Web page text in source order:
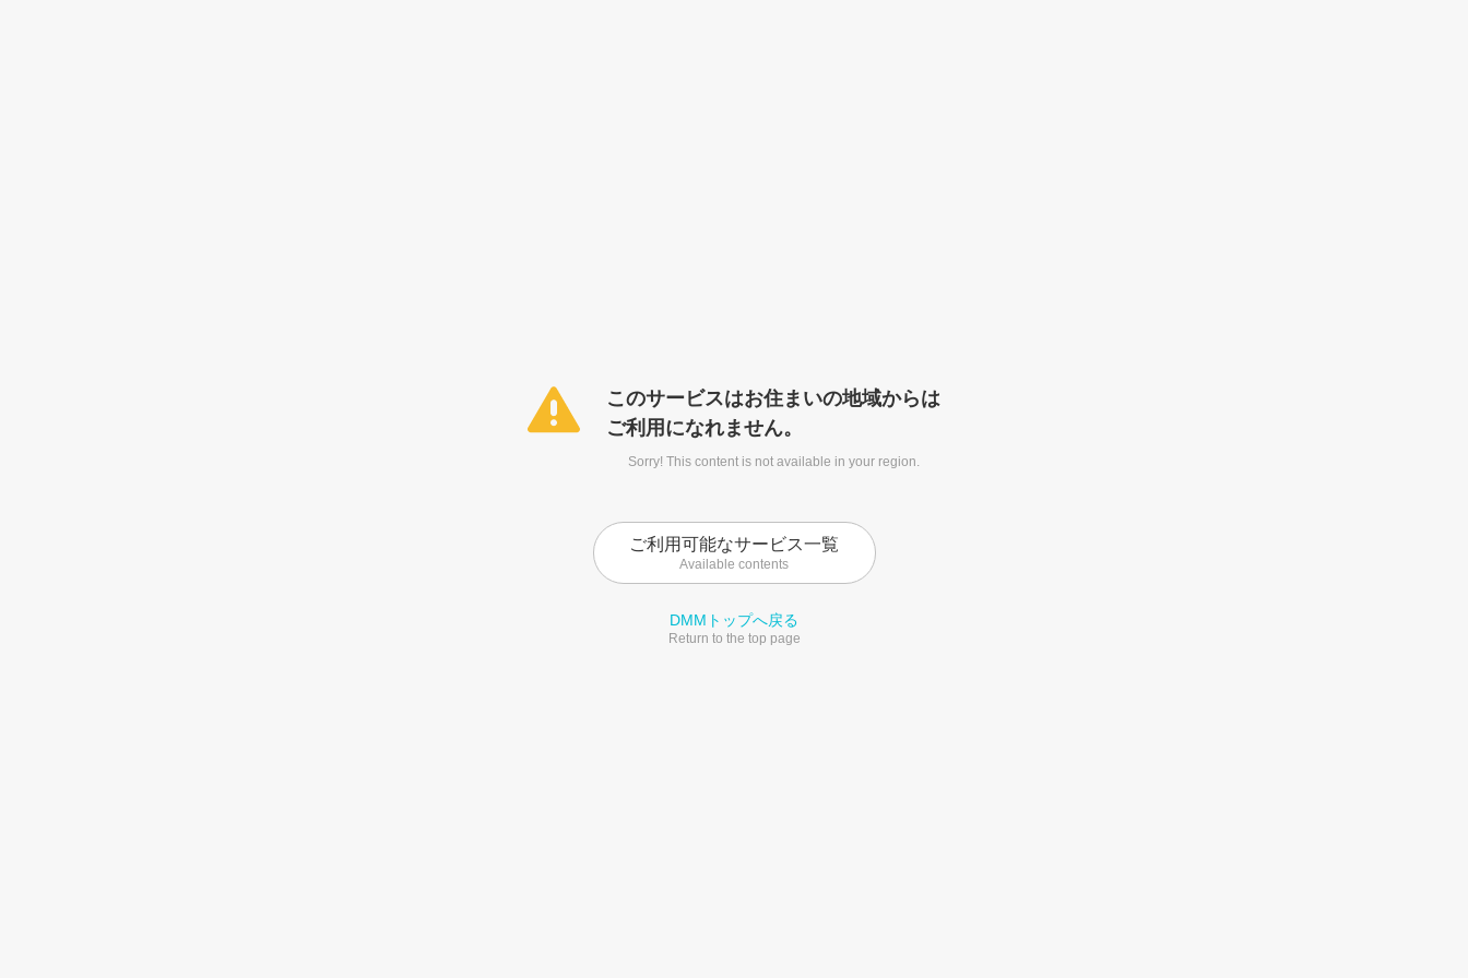
このサービスはお住まいの地域からは
ご利用になれません。
Sorry! This content is not available in your region.
ご利用可能なサービス一覧
Available contents
DMMトップへ戻る
Return to the top page